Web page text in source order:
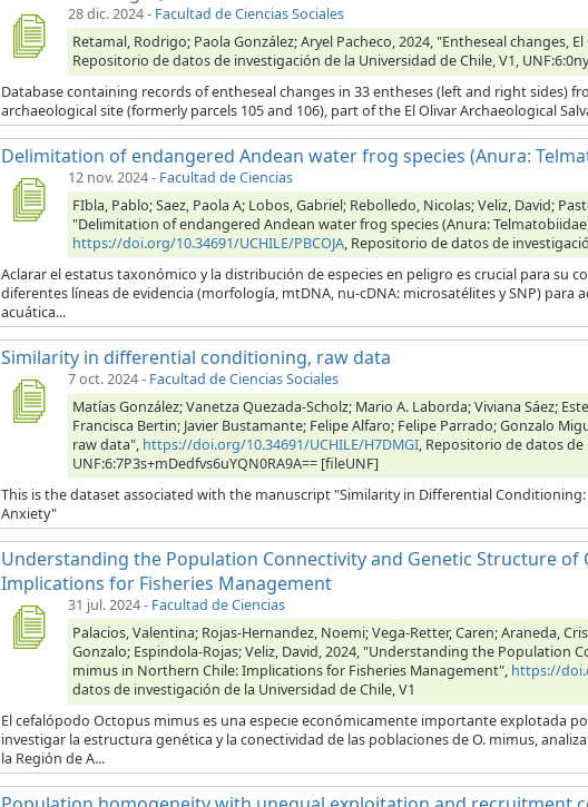
28 dic. 2024- Facultad de Ciencias Sociales
Retamal, Rodrigo; Paola González; Aryel Pacheco, 2024, "Entheseal changes,
Repositorio de datos de investigación de la Universidad de Chile, V1,
Database containing records of entheseal changes in 33 entheses (left and right sides)
archaeological site (formerly parcels 105 and 106), part of the El Olivar Archaeological
Delimitation of endangered Andean water frog species (Anura:
12 nov. 2024- Facultad de Ciencias
FIbla, Pablo; Saez, Paola A; Lobos, Gabriel; Rebolledo, Nicolas; Veliz, David;
"Delimitation of endangered Andean water frog species (Anura:
https://doi.org/10.34691/UCHILE/PBCOJA, Repositorio de datos de
Aclarar el estatus taxonómico y la distribución de especies en peligro es crucial para su
diferentes líneas de evidencia (morfología, mtDNA, nu-cDNA: microsatélites y SNP) para
acuática...
Similarity in differential conditioning, raw data
7 oct. 2024- Facultad de Ciencias Sociales
Matías González; Vanetza Quezada-Scholz; Mario A. Laborda; Viviana Sáez;
Francisca Bertin; Javier Bustamante; Felipe Alfaro; Felipe Parrado; Gonzalo
raw data", https://doi.org/10.34691/UCHILE/H7DMGI, Repositorio de datos de
UNF:6:7P3s+mDedfvs6uYQN0RA9A== [fileUNF]
This is the dataset associated with the manuscript "Similarity in Differential
Anxiety"
Understanding the Population Connectivity and Genetic Structure
Implications for Fisheries Management
31 jul. 2024- Facultad de Ciencias
Palacios, Valentina; Rojas-Hernandez, Noemi; Vega-Retter, Caren; Araneda,
Gonzalo; Espindola-Rojas; Veliz, David, 2024, "Understanding the Population
mimus in Northern Chile: Implications for Fisheries Management", https://
datos de investigación de la Universidad de Chile, V1
El cefalópodo Octopus mimus es una especie económicamente importante explotada
investigar la estructura genética y la conectividad de las poblaciones de O. mimus,
la Región de A...